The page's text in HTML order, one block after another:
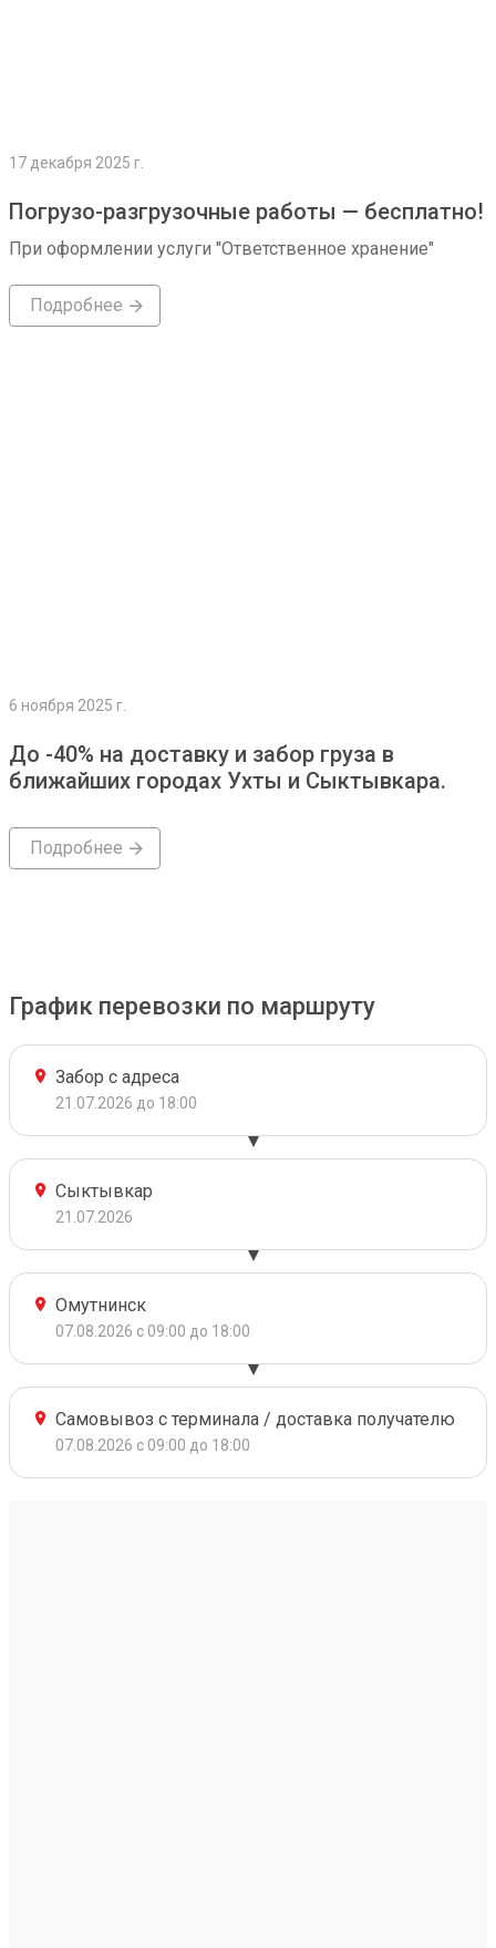
17 декабря 2025 г.
Погрузо-разгрузочные работы — бесплатно!
При оформлении услуги "Ответственное хранение"
Подробнее
6 ноября 2025 г.
До -40% на доставку и забор груза в
ближайших городах Ухты и Сыктывкара.
Подробнее
График перевозки по маршруту
Забор с адреса
21.07.2026 до 18:00
Сыктывкар
21.07.2026
Омутнинск
07.08.2026 с 09:00 до 18:00
Самовывоз с терминала / доставка получателю
07.08.2026 с 09:00 до 18:00